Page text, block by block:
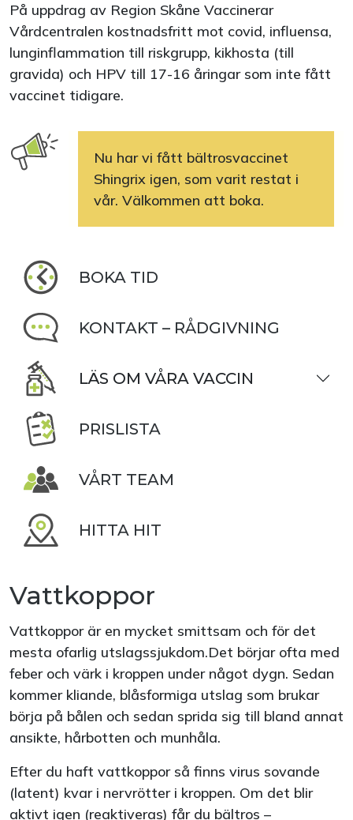
På uppdrag av Region Skåne Vaccinerar
Vårdcentralen kostnadsfritt mot covid, influensa,
lunginflammation till riskgrupp, kikhosta (till
gravida) och HPV till 17-16 åringar som inte fått
vaccinet tidigare.
Nu har vi fått bältrosvaccinet
Shingrix igen, som varit restat i
vår. Välkommen att boka.
BOKA TID
KONTAKT – RÅDGIVNING
LÄS OM VÅRA VACCIN
PRISLISTA
VÅRT TEAM
HITTA HIT
Vattkoppor
Vattkoppor är en mycket smittsam och för det
mesta ofarlig utslagssjukdom.Det börjar ofta med
feber och värk i kroppen under något dygn. Sedan
kommer kliande, blåsformiga utslag som brukar
börja på bålen och sedan sprida sig till bland annat
ansikte, hårbotten och munhåla.
Efter du haft vattkoppor så finns virus sovande
(latent) kvar i nervrötter i kroppen. Om det blir
aktivt igen (reaktiveras) får du bältros –